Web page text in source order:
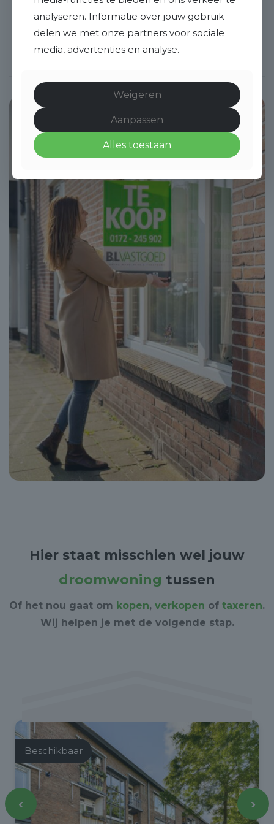
Verkoop, verhuur, aankoop, taxatie en
waardebepalingen. Bestaande
Hier staat misschien wel jouw
droomwoning tussen
Of het nou gaat om kopen, verkopen of taxeren.
Wij helpen je met de volgende stap.
Beschikbaar
‹ ›
analyseren. Informatie over jouw gebruik
delen we met onze partners voor sociale
media, advertenties en analyse.
Weigeren
Aanpassen
Alles toestaan